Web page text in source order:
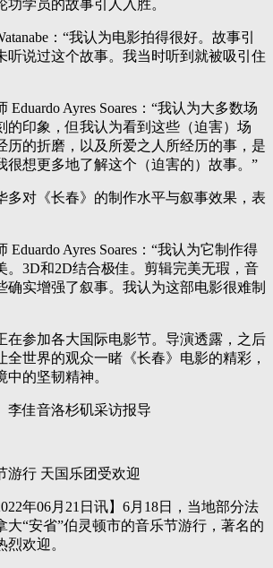
学员的故事引人入胜。
：“我认为电影拍得很好。故事引
听说过这个故事。我当时听到就被吸引住
Eduardo Ayres Soares：“我认为大多数场
的印象，但我认为看到这些（迫害）场
历的折磨，以及所爱之人所经历的事，是
很想更多地了解这个（迫害的）故事。”
多对《长春》的制作水平与叙事效果，表
Eduardo Ayres Soares：“我认为它制作得
。3D和2D结合极佳。剪辑完美无瑕，音
确实增强了叙事。我认为这部电影很难制
在参加各大国际电影节。导演透露，之后
全世界的观众一睹《长春》电影的精彩，
的坚韧精神。
李佳音洛杉矶采访报导
游行 天国乐团受欢迎
年06月21日讯】6月18日，当地部分法
大“安省”伯灵顿市的音乐节游行，著名的
欢迎。